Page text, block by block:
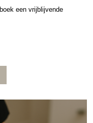
een vrijblijvende